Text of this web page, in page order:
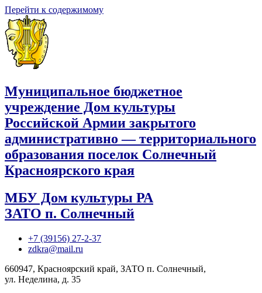
Перейти к содержимому
Муниципальное бюджетное
учреждение Дом культуры
Российской Армии закрытого
административно — территориального
образования поселок Солнечный
Красноярского края
МБУ Дом культуры РА
ЗАТО п. Солнечный
+7 (39156) 27-2-37
zdkra@mail.ru
660947, Красноярский край, ЗАТО п. Солнечный,
ул. Неделина, д. 35